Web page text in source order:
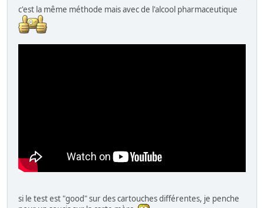
c'est la même méthode mais avec de l'alcool pharmaceutique
si le test est "good" sur des cartouches différentes, je penche